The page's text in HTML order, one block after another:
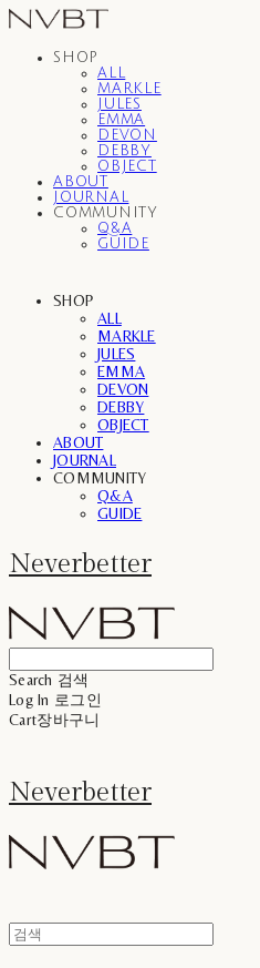
SHOP
ALL
MARKLE
JULES
EMMA
DEVON
DEBBY
OBJECT
ABOUT
JOURNAL
COMMUNITY
Q&A
GUIDE
SHOP
ALL
MARKLE
JULES
EMMA
DEVON
DEBBY
OBJECT
ABOUT
JOURNAL
COMMUNITY
Q&A
GUIDE
Neverbetter
Search 검색
Log In 로그인
Cart장바구니
Neverbetter